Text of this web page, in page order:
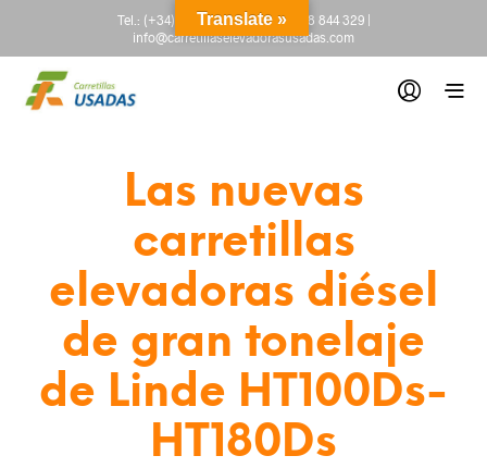
Tel.: (+34) 665 845 222-(+34) 918 844 329|
info@carretillaselevadorasusadas.com
Las nuevas
carretillas
elevadoras diésel
de gran tonelaje
de Linde HT100Ds-
HT180Ds
Translate »